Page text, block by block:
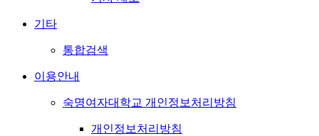
기타
통합검색
이용안내
숙명여자대학교 개인정보처리방침
개인정보처리방침